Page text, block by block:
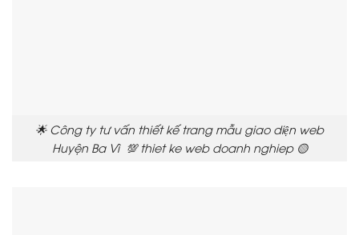
🌟 Công ty tư vấn thiết kế trang mẫu giao diện web
Huyện Ba Vì 💯 thiet ke web doanh nghiep 🟡